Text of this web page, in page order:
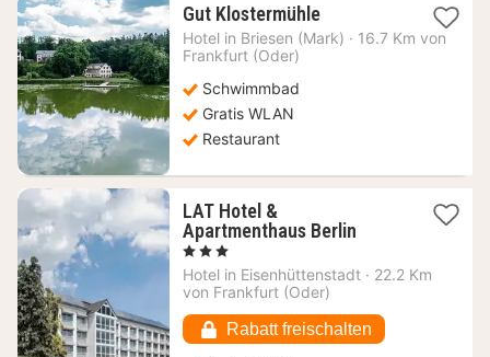
Gut Klostermühle1
Nacht
Hotel in Briesen (Mark) · 16.7 Km von
Frankfurt (Oder)
Schwimmbad
Gratis WLAN
Restaurant
LAT Hotel &
Apartmenthaus Berlin1
ab
, 3 Sterne
Hotel in Eisenhüttenstadt · 22.2 Km
von Frankfurt (Oder)
Rabatt freischalten